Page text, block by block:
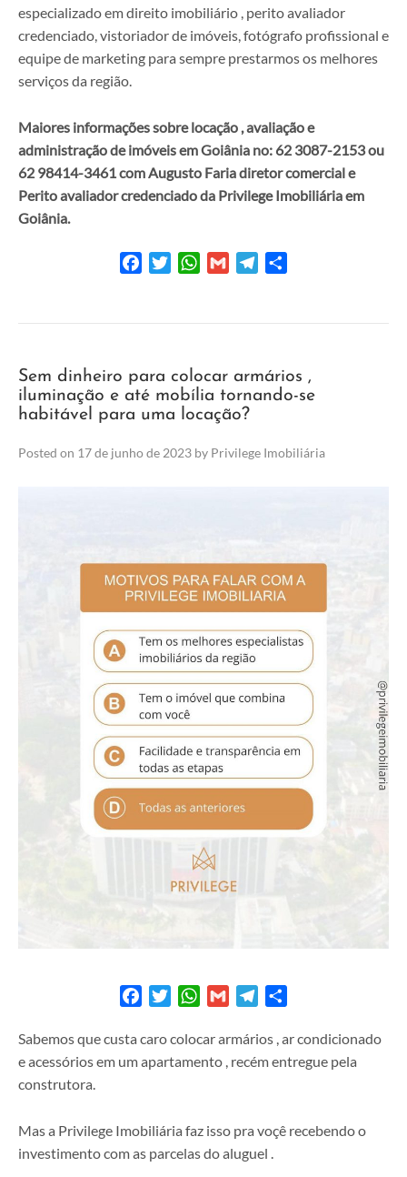
especializado em direito imobiliário , perito avaliador
credenciado, vistoriador de imóveis, fotógrafo profissional e
equipe de marketing para sempre prestarmos os melhores
serviços da região.
Maiores informações sobre locação , avaliação e
administração de imóveis emGoiânia no: 62 3087-2153 ou
62 98414-3461 com Augusto Faria diretor comercial e
Perito avaliador credenciado da Privilege Imobiliária em
Goiânia.
FacebookTwitterWhatsApp
Gmail Telegram
Sem dinheiro para colocar armários ,
iluminação e até mobília tornando-se
habitável para uma locação?
Posted on 17 de junho de 2023 by Privilege Imobiliária
FacebookTwitterWhatsApp
Gmail Telegram
Sabemos que custa caro colocar armários , ar condicionado
e acessórios em um apartamento , recém entregue pela
construtora.
Mas a Privilege Imobiliária faz isso pra voçê recebendo o
investimento com as parcelas do aluguel .